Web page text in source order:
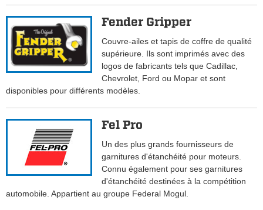
Fender Gripper
Couvre-ailes et tapis de coffre de qualité
supérieure. Ils sont imprimés avec des
logos de fabricants tels que Cadillac,
Chevrolet, Ford ou Mopar et sont
disponibles pour différents modèles.
Fel Pro
Un des plus grands fournisseurs de
garnitures d'étanchéité pour moteurs.
Connu également pour ses garnitures
d'étanchéité destinées à la compétition
automobile. Appartient au groupe Federal Mogul.